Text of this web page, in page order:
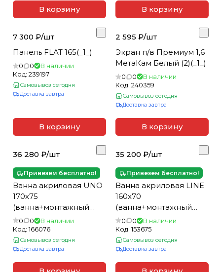
В корзину В корзину
7 300 ₽/шт
Панель FLAT 165(_1_)
0 0
В наличии
Код: 239197
Самовывоз сегодня
Доставка завтра
В корзину
2 595 ₽/шт
Экран п/в Премиум 1,6
МетаКам Белый (2)(_1_)
0 0
В наличии
Код: 240359
Самовывоз сегодня
Доставка завтра
В корзину
36 280 ₽/шт
Привезем бесплатно!
Ванна акриловая UNO
170х75
(ванна+монтажный
набор)(_1_)
0 0
В наличии
Код:166076
Самовывоз сегодня
Доставка завтра
35 200 ₽/шт
Привезем бесплатно!
Ванна акриловая LINE
160х70
(ванна+монтажный
набор)(_1_)
0 0
В наличии
Код:153675
Самовывоз сегодня
Доставка завтра